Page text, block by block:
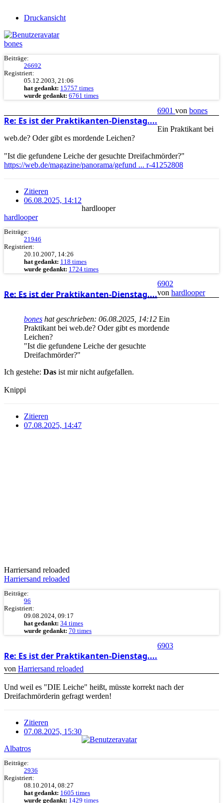
Druckansicht
bones
Beiträge:
26692
Registriert:
05.12.2003, 21:06
hat gedankt: 15757 times
wurde gedankt: 6761 times
Re: Es ist der Praktikanten-Dienstag....
6901 von bones
Ein Praktikant bei
web.de? Oder gibt es mordende Leichen?
"Ist die gefundene Leiche der gesuchte Dreifachmörder?"
https://web.de/magazine/panorama/gefund ... r-41252808
Zitieren
06.08.2025, 14:12
hardlooper
hardlooper
Beiträge:
21946
Registriert:
20.10.2007, 14:26
hat gedankt: 118 times
wurde gedankt: 1724 times
Re: Es ist der Praktikanten-Dienstag....
6902
von hardlooper
bones hat geschrieben: 06.08.2025, 14:12 Ein
Praktikant bei web.de? Oder gibt es mordende
Leichen?
"Ist die gefundene Leiche der gesuchte
Dreifachmörder?"
Ich gestehe: Das ist mir nicht aufgefallen.
Knippi
Zitieren
07.08.2025, 14:47
Harriersand reloaded
Harriersand reloaded
Beiträge:
96
Registriert:
09.08.2024, 09:17
hat gedankt: 34 times
wurde gedankt: 70 times
Re: Es ist der Praktikanten-Dienstag....
6903
von Harriersand reloaded
Und weil es "DIE Leiche" heißt, müsste korrekt nach der
Dreifachmörderin gefragt werden!
Zitieren
07.08.2025, 15:30
Albatros
Beiträge:
2936
Registriert:
08.10.2014, 08:27
hat gedankt: 1605 times
wurde gedankt: 1429 times